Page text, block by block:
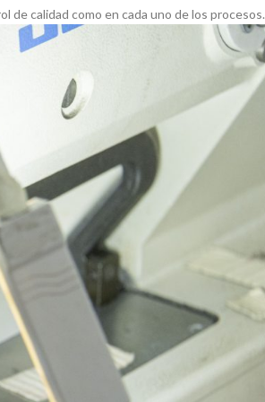
de calidad como en cada uno de los procesos.